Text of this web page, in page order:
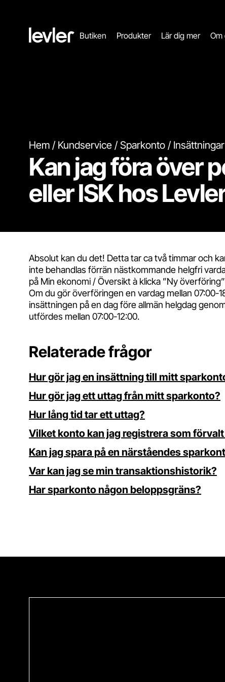
Header.toStartPagee
Butiken Produkter Lär dig mer Om
Hem Kundservice Sparkonto
Kan jag föra över
eller ISK hos
Absolut kan du det! Detta tar ca två timmar och
inte behandlas förrän nästkommande helgfri
på Min ekonomi / Översikt à klicka ”Ny
Om du gör överföringen en vardag mellan 07:00-
insättningen på en dag före allmän helgdag
utfördes mellan 07:00-12:00.
Relaterade frågor
Hur gör jag en insättning till mitt
Hur gör jag ett uttag från mitt sparkonto?
Hur lång tid tar ett uttag?
Vilket konto kan jag registrera som
Kan jag spara på en närståendes
Var kan jag se min transaktionshistorik?
Har sparkonto någon beloppsgräns?